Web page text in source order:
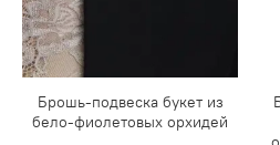
Брошь-подвеска букет из
бело-фиолетовых орхидей